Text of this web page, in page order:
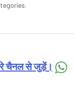
चैनल से जुड़ें।